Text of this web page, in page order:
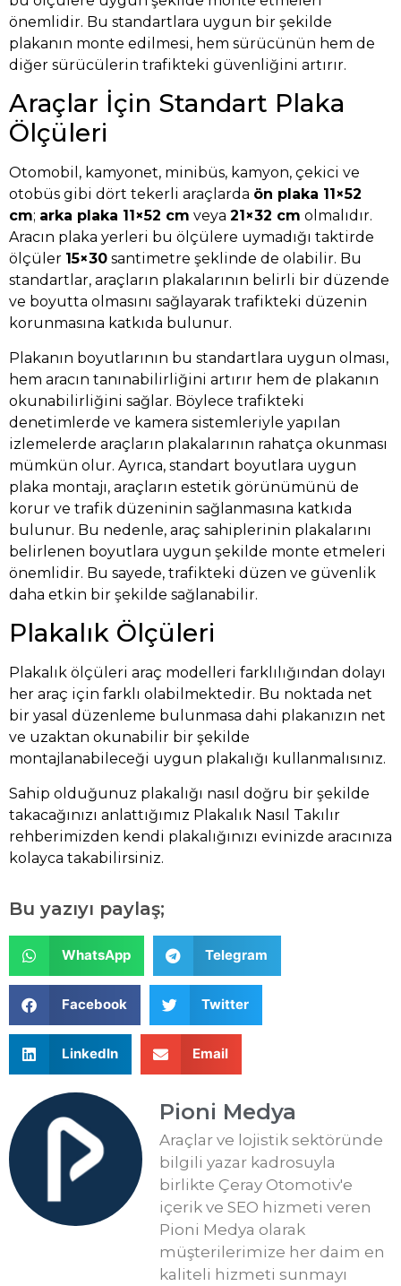
önemlidir. Bu standartlara uygun bir şekilde
plakanın monte edilmesi, hem sürücünün hem de
diğer sürücülerin trafikteki güvenliğini artırır.
Araçlar İçin Standart Plaka
Ölçüleri
Otomobil, kamyonet, minibüs, kamyon, çekici ve
otobüs gibi dört tekerli araçlarda ön plaka 11×52
cm; arka plaka 11×52 cm veya 21×32 cm olmalıdır.
Aracın plaka yerleri bu ölçülere uymadığı taktirde
ölçüler 15×30 santimetre şeklinde de olabilir. Bu
standartlar, araçların plakalarının belirli bir düzende
ve boyutta olmasını sağlayarak trafikteki düzenin
korunmasına katkıda bulunur.
Plakanın boyutlarının bu standartlara uygun olması,
hem aracın tanınabilirliğini artırır hem de plakanın
okunabilirliğini sağlar. Böylece trafikteki
denetimlerde ve kamera sistemleriyle yapılan
izlemelerde araçların plakalarının rahatça okunması
mümkün olur. Ayrıca, standart boyutlara uygun
plaka montajı, araçların estetik görünümünü de
korur ve trafik düzeninin sağlanmasına katkıda
bulunur. Bu nedenle, araç sahiplerinin plakalarını
belirlenen boyutlara uygun şekilde monte etmeleri
önemlidir. Bu sayede, trafikteki düzen ve güvenlik
daha etkin bir şekilde sağlanabilir.
Plakalık Ölçüleri
Plakalık ölçüleri araç modelleri farklılığından dolayı
her araç için farklı olabilmektedir. Bu noktada net
bir yasal düzenleme bulunmasa dahi plakanızın net
ve uzaktan okunabilir bir şekilde
montajlanabileceği uygun plakalığı kullanmalısınız.
Sahip olduğunuz plakalığı nasıl doğru bir şekilde
takacağınızı anlattığımız Plakalık Nasıl Takılır
rehberimizden kendi plakalığınızı evinizde aracınıza
kolayca takabilirsiniz.
Bu yazıyı paylaş;
WhatsApp Telegram
Facebook Twitter
LinkedIn Email
Pioni Medya
Araçlar ve lojistik sektöründe
bilgili yazar kadrosuyla
birlikte Çeray Otomotiv'e
içerik ve SEO hizmeti veren
Pioni Medya olarak
müşterilerimize her daim en
kaliteli hizmeti sunmayı